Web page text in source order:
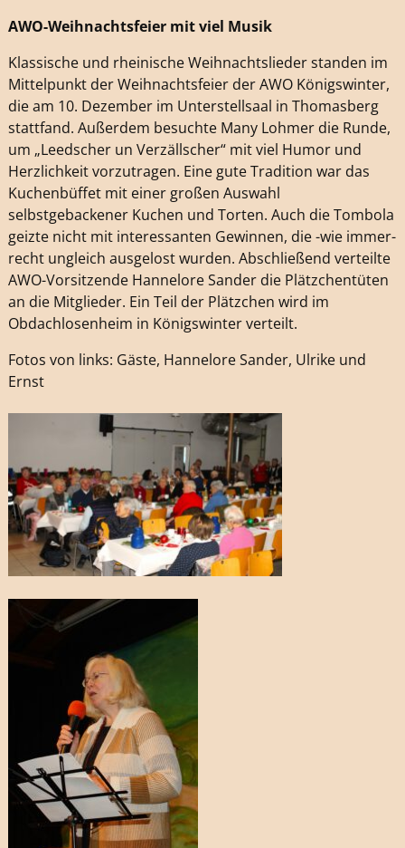
AWO-Weihnachtsfeier mit viel Musik
Klassische und rheinische Weihnachtslieder standen im
Mittelpunkt der Weihnachtsfeier der AWO Königswinter,
die am 10. Dezember im Unterstellsaal in Thomasberg
stattfand. Außerdem besuchte Many Lohmer die Runde,
um „Leedscher un Verzällscher“ mit viel Humor und
Herzlichkeit vorzutragen. Eine gute Tradition war das
Kuchenbüffet mit einer großen Auswahl
selbstgebackener Kuchen und Torten. Auch die Tombola
geizte nicht mit interessanten Gewinnen, die -wie immer-
recht ungleich ausgelost wurden. Abschließend verteilte
AWO-Vorsitzende Hannelore Sander die Plätzchentüten
an die Mitglieder. Ein Teil der Plätzchen wird im
Obdachlosenheim in Königswinter verteilt.
Fotos von links: Gäste, Hannelore Sander, Ulrike und
Ernst